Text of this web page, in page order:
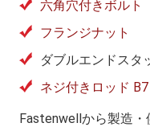
六角穴付きボルト
フランジナット
ダブルエンドスタ
ネジ付きロッド B7
Fastenwellから製造